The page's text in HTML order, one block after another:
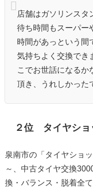
店舗はガソリンスタ
待ち時間もスーパー
時間があっという間
気持ちよく交換でき
こでお世話になるか
頂き、うれしかった
２位 タイヤショ
泉南市の「タイヤショ
～、中古タイヤ交換
換・バランス・脱着全